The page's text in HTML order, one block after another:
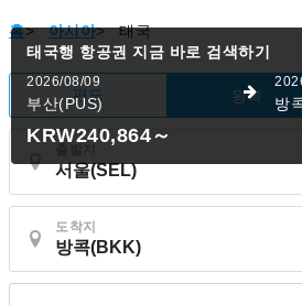
홈> 아시아> 태국
편도 왕복
도착지
태국행 항공권 지금 바로 검색하기
2026/08/09
부산(PUS) 방
KRW240,864～